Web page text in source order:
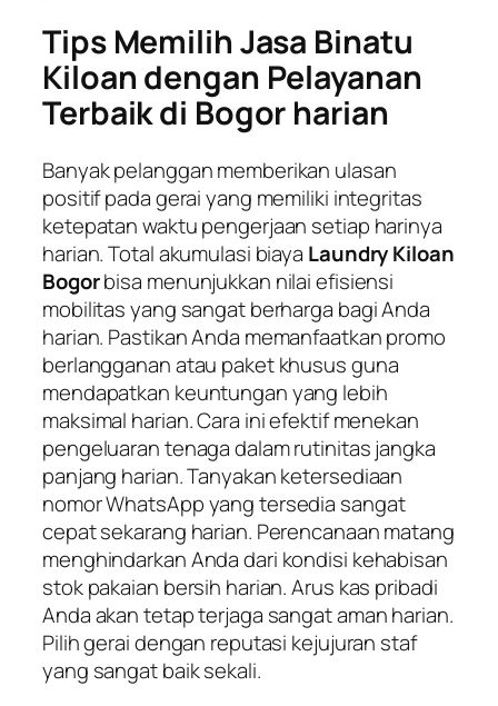
Tips Memilih Jasa Binatu
Kiloan dengan Pelayanan
Terbaik di Bogor harian
Banyak pelanggan memberikan ulasan
positif pada gerai yang memiliki integritas
ketepatan waktu pengerjaan setiap harinya
harian. Total akumulasi biaya Laundry Kiloan
Bogorbisa menunjukkan nilai efisiensi
mobilitas yang sangat berharga bagi Anda
harian. Pastikan Anda memanfaatkan promo
berlangganan atau paket khusus guna
mendapatkan keuntungan yang lebih
maksimal harian. Cara ini efektif menekan
pengeluaran tenaga dalam rutinitas jangka
panjang harian. Tanyakan ketersediaan
nomor WhatsApp yang tersedia sangat
cepat sekarang harian. Perencanaan matang
menghindarkan Anda dari kondisi kehabisan
stok pakaian bersih harian. Arus kas pribadi
Anda akan tetap terjaga sangat aman harian.
Pilih gerai dengan reputasi kejujuran staf
yang sangat baik sekali.